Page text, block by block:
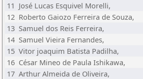
11 José Lucas Esquivel Morelli,
12 Roberto Gaiozo Ferreira de Souza,
13 Samuel dos Reis Ferreira,
14 Samuel Vieira Fernandes,
15 Vitor joaquim Batista Padilha,
16 César Mineo de Paula Ishikawa,
17 Arthur Almeida de Oliveira,